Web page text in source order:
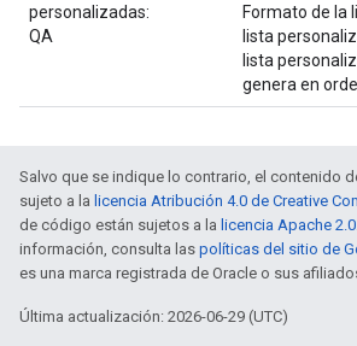
personalizadas:
QA
Formato de la
lista
lista
genera en
Salvo que se indique lo contrario, el contenido
sujeto a la licencia Atribución 4.0 de Creative
de código están sujetos a la licencia Apache 2.0
información, consulta las políticas del sitio de
es una marca registrada de Oracle o sus
Última actualización: 2026-06-29 (UTC)